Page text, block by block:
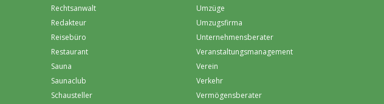
Rechtsanwalt
Redakteur
Reisebüro
Restaurant
Sauna
Saunaclub
Schausteller
Umzüge
Umzugsfirma
Unternehmensberater
Veranstaltungsmanagement
Verein
Verkehr
Vermögensberater